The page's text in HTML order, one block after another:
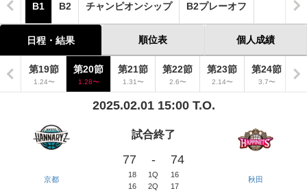
B1 B2 チャンピオンシップ B2プレーオフ
日程・結果 順位表 個人成績
節 第19節
1.24〜
第20節
1.28〜
第21節
1.31〜
第22節
2.6〜
第23節
2.14〜
第24節
3.7〜
2025.02.01 15:00 T.O.
京都
試合終了
77 - 74
18 1Q
16
16
2Q
17
秋田